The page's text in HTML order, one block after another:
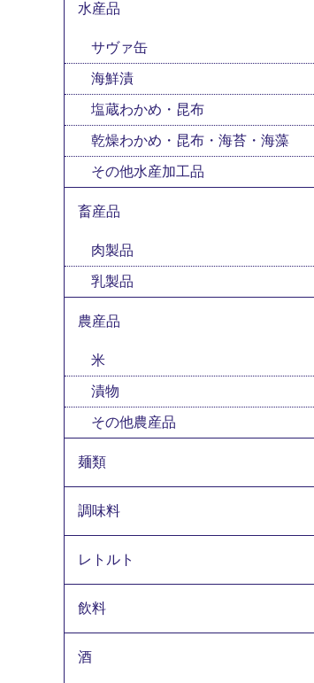
水産品
サヴァ缶
海鮮漬
塩蔵わかめ・昆布
乾燥わかめ・昆布・海苔・海藻
その他水産加工品
畜産品
肉製品
乳製品
農産品
米
漬物
その他農産品
麺類
調味料
レトルト
飲料
酒